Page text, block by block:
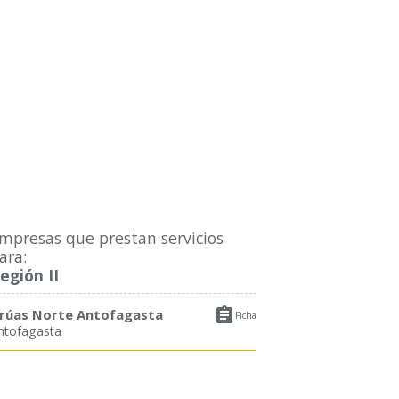
que prestan servicios
II
 Ficha
Norte Antofagasta